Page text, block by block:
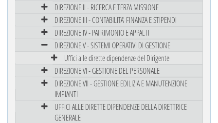
DIREZIONE II - RICERCA E TERZA MISSIONE
DIREZIONE III - CONTABILITA' FINANZA E STIPENDI
DIREZIONE IV - PATRIMONIO E APPALTI
DIREZIONE V - SISTEMI OPERATIVI DI GESTIONE
Uffici alle dirette dipendenze del Dirigente
DIREZIONE VI - GESTIONE DEL PERSONALE
DIREZIONE VII - GESTIONE EDILIZIA E MANUTENZIONE
IMPIANTI
UFFICI ALLE DIRETTE DIPENDENZE DELLA DIRETTRICE
GENERALE